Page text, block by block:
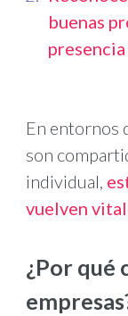
buenas
En entornos
son
individual,
vuelven
¿Por qué